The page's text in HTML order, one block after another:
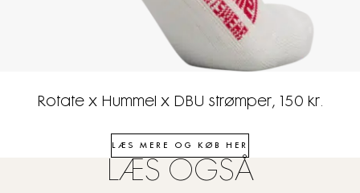
Rotate x Hummel x DBU strømper, 150 kr.
LÆS MERE OG KØB HER
LÆS OGSÅ